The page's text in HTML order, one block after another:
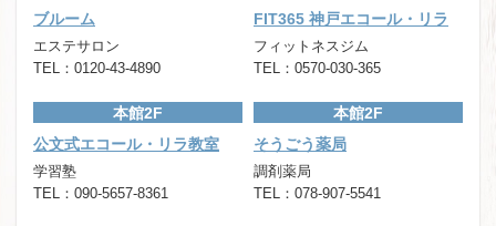
ブルーム
エステサロン
TEL：0120-43-4890
FIT365 神戸エコール・リラ
フィットネスジム
TEL：0570-030-365
本館2F
公文式エコール・リラ教室
学習塾
TEL：090-5657-8361
本館2F
そうごう薬局
調剤薬局
TEL：078-907-5541